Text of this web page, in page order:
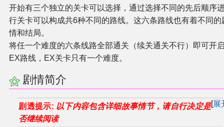
开始有三个独立的关卡可以选择，通过选择不同的先后顺序
行关卡可以构成共6种不同的路线。这六条路线也有着不同的
情和结局。
将任一个难度的六条线路全部通关（续关通关不行）即可开
EX路线，EX关卡只有一个难度。
剧情简介
展
剧透提示: 以下内容包含详细故事情节，请自行决定是
否继续阅读